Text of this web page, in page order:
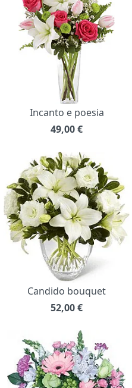
Incanto e poesia
49,00€
Candido bouquet
52,00€